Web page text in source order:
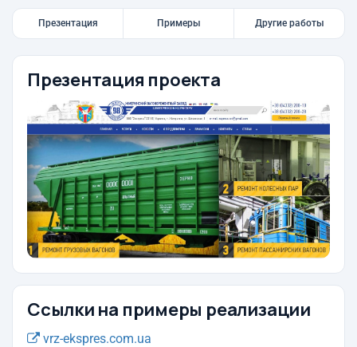
Презентация Примеры Другие работы
Презентация проекта
Ссылки на примеры реализации
vrz-ekspres.com.ua